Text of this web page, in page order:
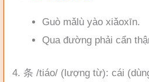
Guò mǎlù yào xiǎoxīn.
Qua đường phải cẩn
4. 条 /tiáo/ (lượng từ): cái